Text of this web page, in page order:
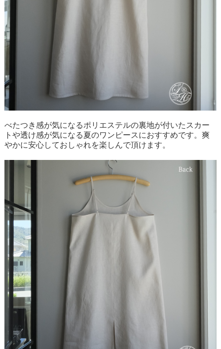
べたつき感が気になるポリエステルの裏地が付いたスカー
トや透け感が気になる夏のワンピースにおすすめです。爽
やかに安心しておしゃれを楽しんで頂けます。